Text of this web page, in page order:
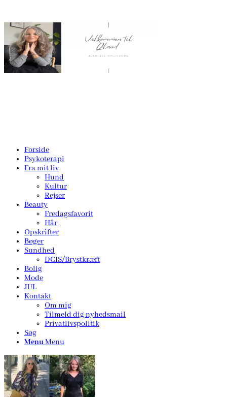
Forside
Psykoterapi
Fra mit liv
Hund
Kultur
Rejser
Beauty
Fredagsfavorit
Hår
Opskrifter
Bøger
Sundhed
DCIS/Brystkræft
Bolig
Mode
JUL
Kontakt
Om mig
Tilmeld dig nyhedsmail
Privatlivspolitik
Søg
MenuMenu